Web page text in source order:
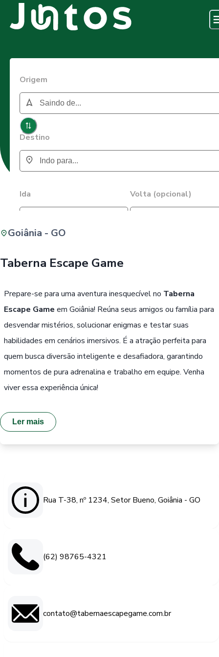
Origem
Destino
Ida Volta (opcional)
Goiânia - GO
Taberna Escape Game
Prepare-se para uma aventura inesquecível no Taberna
Escape Game em Goiânia! Reúna seus amigos ou família para
desvendar mistérios, solucionar enigmas e testar suas
habilidades em cenários imersivos. É a atração perfeita para
quem busca diversão inteligente e desafiadora, garantindo
momentos de pura adrenalina e trabalho em equipe. Venha
viver essa experiência única!
Ler mais
Rua T-38, nº 1234, Setor Bueno, Goiânia - GO
(62) 98765-4321
contato@tabernaescapegame.com.br